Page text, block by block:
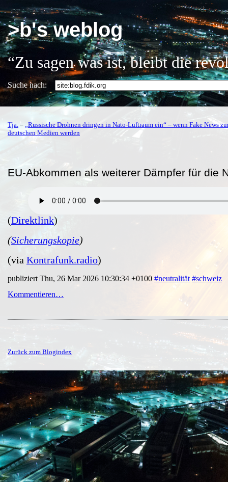
>b's weblog
“Zu sagen was ist, bleibt die
Suche nach:
Tja. – „Russische Drohnen dringen in Nato-Luftraum ein“ – wenn Fake News
deutschen Medien werden
EU-Abkommen als weiterer Dämpfer für die
(Direktlink)
(Sicherungskopie)
(via Kontrafunk.radio)
publiziert Thu, 26 Mar 2026 10:30:34 +0100 #neutralität #schweiz
Kommentieren…
Zurück zum Blogindex